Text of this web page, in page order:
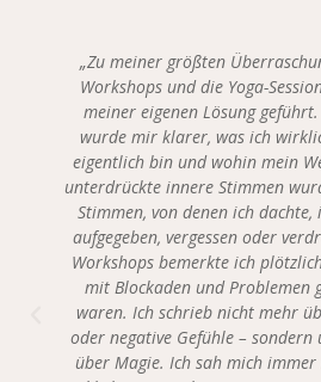
„Zu meiner größten
Workshops und die Yoga-
meiner eigenen Lösung
wurde mir klarer, was ich
eigentlich bin und wohin mein
unterdrückte innere Stimmen
Stimmen, von denen ich
aufgegeben, vergessen oder
Workshops bemerkte ich
mit Blockaden und Problemen
waren. Ich schrieb nicht mehr
oder negative Gefühle – sondern
über Magie. Ich sah mich